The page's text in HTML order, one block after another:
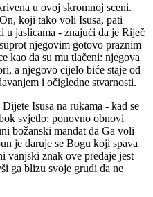
u ovoj skromnoj sceni.
koji tako voli Isusa, pati
u jaslicama - znajući da je Riječ
njegovim gotovo praznim
kao da su mu tlačeni: njegova
a njegovo cijelo biće staje od
i očigledne stvarnosti.
Isusa na rukama - kad se
svjetlo: ponovno obnovi
božanski mandat da Ga voli
je daruje se Bogu koji spava
vanjski znak ove predaje jest
ga blizu svoje grudi da ne